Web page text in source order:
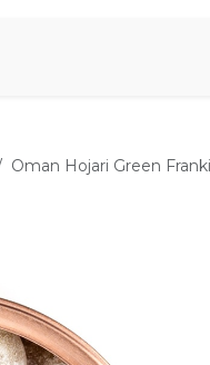
Oman Hojari Green